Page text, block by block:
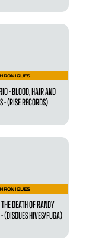
- BLOOD, HAIR AND
- (RISE RECORDS)
DEATH OF RANDY
(DISQUES HIVES/FUGA)